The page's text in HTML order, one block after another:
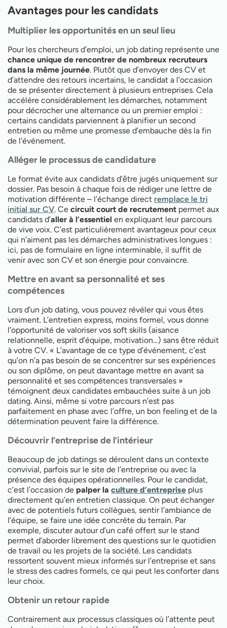
Avantages pour les candidats
Multiplier les opportunités en un seul lieu
Pour les chercheurs d’emploi, un job dating représente une
chance unique de rencontrer de nombreux recruteurs
dans la même journée. Plutôt que d’envoyer des CV et
d’attendre des retours incertains, le candidat a l’occasion
de se présenter directement à plusieurs entreprises. Cela
accélère considérablement les démarches, notamment
pour décrocher une alternance ou un premier emploi :
certains candidats parviennent à planifier un second
entretien ou même une promesse d’embauche dès la fin
de l’événement.
Alléger le processus de candidature
Le format évite aux candidats d’être jugés uniquement sur
dossier. Pas besoin à chaque fois de rédiger une lettre de
motivation différente – l’échange direct remplace le tri
initial sur CV. Ce circuit court de recrutement permet aux
candidats d’aller à l’essentiel en expliquant leur parcours
de vive voix. C’est particulièrement avantageux pour ceux
qui n’aiment pas les démarches administratives longues :
ici, pas de formulaire en ligne interminable, il suffit de
venir avec son CV et son énergie pour convaincre.
Mettre en avant sa personnalité et ses
compétences
Lors d’un job dating, vous pouvez révéler qui vous êtes
vraiment. L’entretien express, moins formel, vous donne
l’opportunité de valoriser vos soft skills (aisance
relationnelle, esprit d’équipe, motivation…) sans être réduit
à votre CV. « L’avantage de ce type d’événement, c’est
qu’on n’a pas besoin de se concentrer sur ses expériences
ou son diplôme, on peut davantage mettre en avant sa
personnalité et ses compétences transversales »
témoignent deux candidates embauchées suite à un job
dating. Ainsi, même si votre parcours n’est pas
parfaitement en phase avec l’offre, un bon feeling et de la
détermination peuvent faire la différence.
Découvrir l’entreprise de l’intérieur
Beaucoup de job datings se déroulent dans un contexte
convivial, parfois sur le site de l’entreprise ou avec la
présence des équipes opérationnelles. Pour le candidat,
c’est l’occasion de palper la culture d’entreprise plus
directement qu’en entretien classique. On peut échanger
avec de potentiels futurs collègues, sentir l’ambiance de
l’équipe, se faire une idée concrète du terrain. Par
exemple, discuter autour d’un café offert sur le stand
permet d’aborder librement des questions sur le quotidien
de travail ou les projets de la société. Les candidats
ressortent souvent mieux informés sur l’entreprise et sans
le stress des cadres formels, ce qui peut les conforter dans
leur choix.
Obtenir un retour rapide
Contrairement aux processus classiques où l’attente peut